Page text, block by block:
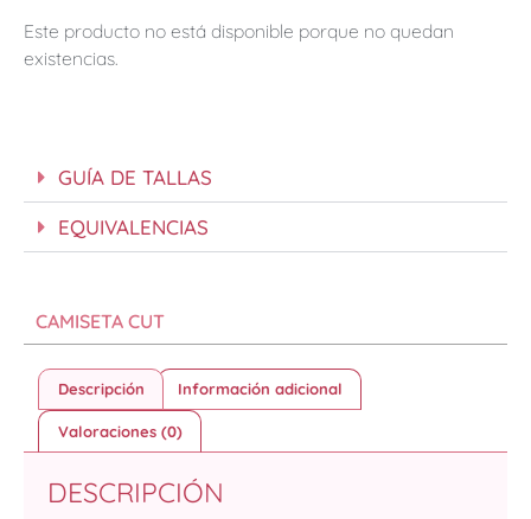
Este producto no está disponible porque no quedan
existencias.
GUÍA DE TALLAS
EQUIVALENCIAS
CAMISETA CUT
Descripción Información adicional
Valoraciones (0)
DESCRIPCIÓN